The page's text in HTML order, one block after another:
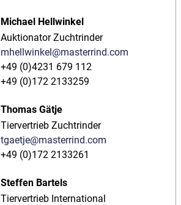
Michael Hellwinkel
Auktionator Zuchtrinder
mhellwinkel@masterrind.com
+49 (0)4231 679 112
+49 (0)172 2133259
Thomas Gätje
Tiervertrieb Zuchtrinder
tgaetje@masterrind.com
+49 (0)172 2133261
Steffen Bartels
Tiervertrieb International